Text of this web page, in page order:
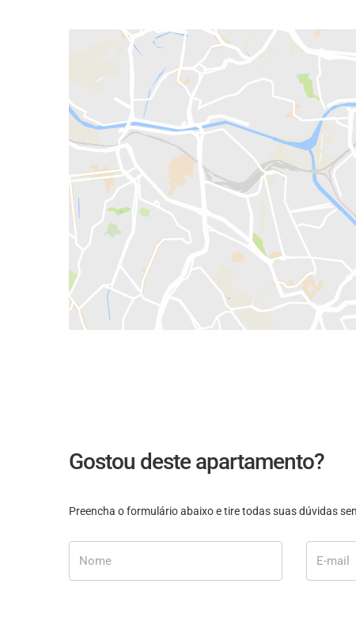
Gostou deste apartamento?
Preencha o formulário abaixo e tire todas suas dúvidas